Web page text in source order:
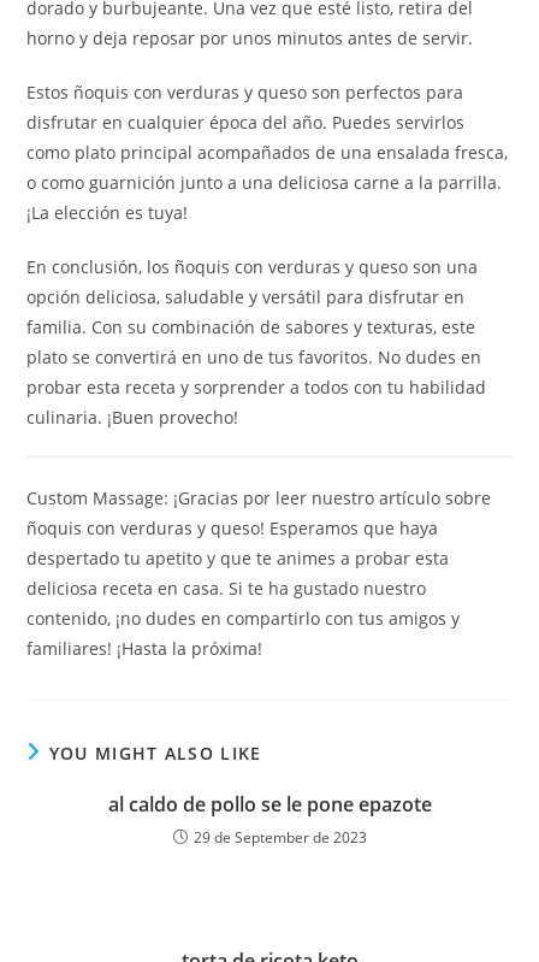
dorado y burbujeante. Una vez que esté listo, retira del
horno y deja reposar por unos minutos antes de servir.
Estos ñoquis con verduras y queso son perfectos para
disfrutar en cualquier época del año. Puedes servirlos
como plato principal acompañados de una ensalada fresca,
o como guarnición junto a una deliciosa carne a la parrilla.
¡La elección es tuya!
En conclusión, los ñoquis con verduras y queso son una
opción deliciosa, saludable y versátil para disfrutar en
familia. Con su combinación de sabores y texturas, este
plato se convertirá en uno de tus favoritos. No dudes en
probar esta receta y sorprender a todos con tu habilidad
culinaria. ¡Buen provecho!
Custom Massage: ¡Gracias por leer nuestro artículo sobre
ñoquis con verduras y queso! Esperamos que haya
despertado tu apetito y que te animes a probar esta
deliciosa receta en casa. Si te ha gustado nuestro
contenido, ¡no dudes en compartirlo con tus amigos y
familiares! ¡Hasta la próxima!
YOU MIGHT ALSO LIKE
al caldo de pollo se le pone epazote
29 de September de 2023